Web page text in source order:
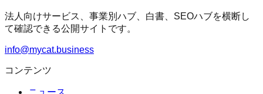
法人向けサービス、事業別ハブ、白書、SEOハブを横断し
て確認できる公開サイトです。
info@mycat.business
コンテンツ
ニュース